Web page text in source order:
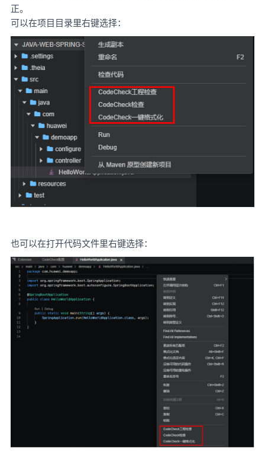
正。
可以在项目目录里右键选择：
也可以在打开代码文件里右键选择：